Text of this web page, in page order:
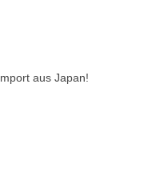
aus Japan!